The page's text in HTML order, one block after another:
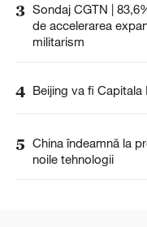
3 Sondaj CGTN |
de accelerarea
militarism
4 Beijing va fi Capitala
5 China îndeamnă la
noile tehnologii